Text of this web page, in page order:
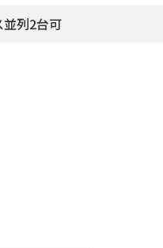
列2台可